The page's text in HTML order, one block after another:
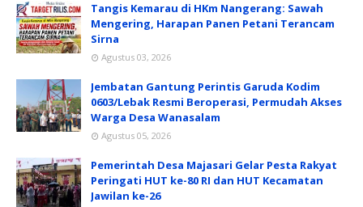
Tangis Kemarau di HKm Nangerang: Sawah
Mengering, Harapan Panen Petani Terancam
Sirna
Agustus 03, 2026
Jembatan Gantung Perintis Garuda Kodim
0603/Lebak Resmi Beroperasi, Permudah Akses
Warga Desa Wanasalam
Agustus 05, 2026
Pemerintah Desa Majasari Gelar Pesta Rakyat
Peringati HUT ke-80 RI dan HUT Kecamatan
Jawilan ke-26